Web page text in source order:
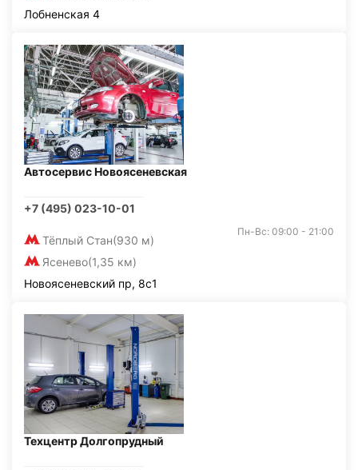
Лобненская 4
Автосервис Новоясеневская
+7 (495) 023-10-01
Тёплый Стан(930 м)
Ясенево(1,35 км)
Пн-Вс: 09:00 - 21:00
Новоясеневский пр, 8с1
Техцентр Долгопрудный